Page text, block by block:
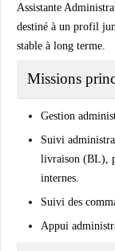
Assistante
destiné à un profil
stable à long terme.
Missions
Gestion
Suivi
livraison (BL),
internes.
Suivi des
Appui